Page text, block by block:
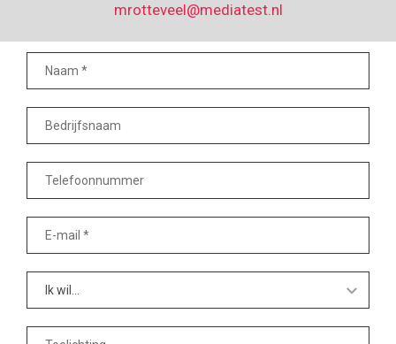
mrotteveel@mediatest.nl